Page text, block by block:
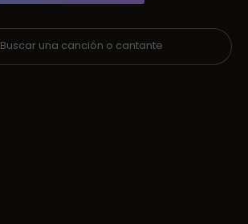
Buscar una canción o cantante